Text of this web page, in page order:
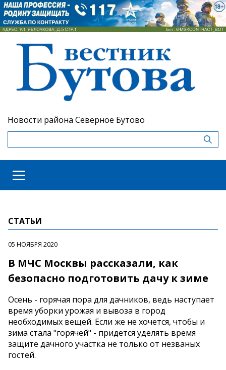
Новости района Северное Бутово
СТАТЬИ
05 НОЯБРЯ 2020
В МЧС Москвы рассказали, как
безопасно подготовить дачу к зиме
Осень - горячая пора для дачников, ведь наступает
время уборки урожая и вывоза в город
необходимых вещей. Если же не хочется, чтобы и
зима стала "горячей" - придется уделять время
защите дачного участка не только от незваных
гостей.